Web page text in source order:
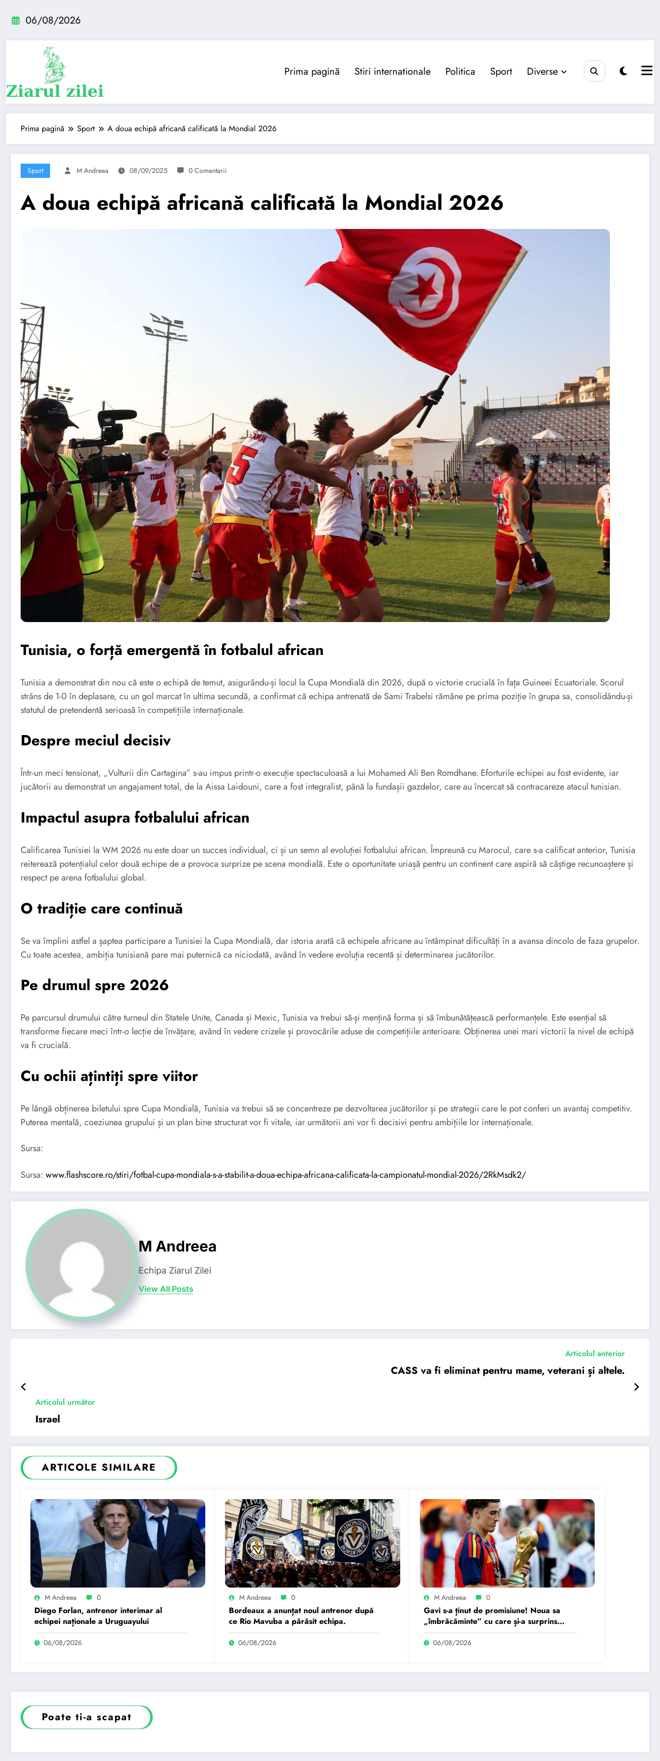
06/08/2026
Prima pagină Stiri internationale Politica Sport Diverse
Prima pagină Sport A doua echipă africană calificată la Mondial 2026
Sport M Andreea 08/09/2025 0 Comentarii
A doua echipă africană calificată la Mondial 2026
Tunisia, o forță emergentă în fotbalul african
Tunisia a demonstrat din nou că este o echipă de temut, asigurându-și locul la Cupa Mondială din 2026, după o victorie crucială în fața Guineei Ecuatoriale. Scorul
strâns de 1-0 în deplasare, cu un gol marcat în ultima secundă, a confirmat că echipa antrenată de Sami Trabelsi rămâne pe prima poziție în grupa sa, consolidându-și
statutul de pretendentă serioasă în competițiile internaționale.
Despre meciul decisiv
Într-un meci tensionat, „Vulturii din Cartagina” s-au impus printr-o execuție spectaculoasă a lui Mohamed Ali Ben Romdhane. Eforturile echipei au fost evidente, iar
jucătorii au demonstrat un angajament total, de la Aissa Laidouni, care a fost integralist, până la fundașii gazdelor, care au încercat să contracareze atacul tunisian.
Impactul asupra fotbalului african
Calificarea Tunisiei la WM 2026 nu este doar un succes individual, ci și un semn al evoluției fotbalului african. Împreună cu Marocul, care s-a calificat anterior, Tunisia
reiterează potențialul celor două echipe de a provoca surprize pe scena mondială. Este o oportunitate uriașă pentru un continent care aspiră să câștige recunoaștere și
respect pe arena fotbalului global.
O tradiție care continuă
Se va împlini astfel a șaptea participare a Tunisiei la Cupa Mondială, dar istoria arată că echipele africane au întâmpinat dificultăți în a avansa dincolo de faza grupelor.
Cu toate acestea, ambiția tunisiană pare mai puternică ca niciodată, având în vedere evoluția recentă și determinarea jucătorilor.
Pe drumul spre 2026
Pe parcursul drumului către turneul din Statele Unite, Canada și Mexic, Tunisia va trebui să-și mențină forma și să îmbunătățească performanțele. Este esențial să
transforme fiecare meci într-o lecție de învățare, având în vedere crizele și provocările aduse de competițiile anterioare. Obținerea unei mari victorii la nivel de echipă
va fi crucială.
Cu ochii ațintiți spre viitor
Pe lângă obținerea biletului spre Cupa Mondială, Tunisia va trebui să se concentreze pe dezvoltarea jucătorilor și pe strategii care le pot conferi un avantaj competitiv.
Puterea mentală, coeziunea grupului și un plan bine structurat vor fi vitale, iar următorii ani vor fi decisivi pentru ambițiile lor internaționale.
Sursa:
Sursa: www.flashscore.ro/stiri/fotbal-cupa-mondiala-s-a-stabilit-a-doua-echipa-africana-calificata-la-campionatul-mondial-2026/2RkMsdk2/
M Andreea
Echipa Ziarul Zilei
View All Posts
Articolul anterior
CASS va fi eliminat pentru mame, veterani și altele.
Articolul următor
Israel
ARTICOLE SIMILARE
M Andreea 0
Diego Forlan, antrenor interimar al
echipei naționale a Uruguayului
06/08/2026
M Andreea 0
Bordeaux a anunțat noul antrenor după
ce Rio Mavuba a părăsit echipa.
06/08/2026
M Andreea 0
Gavi s-a ținut de promisiune! Noua sa
„îmbrăcăminte” cu care și-a surprins
colegii de echipă de la Barcelona.
06/08/2026
Poate ti-a scapat